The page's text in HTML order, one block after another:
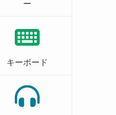
ー
キーボード